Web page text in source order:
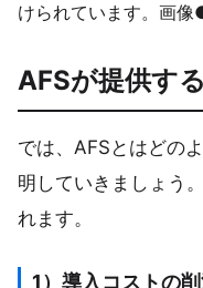
けられています。画
AFSが提供す
では、AFSとはどの
明していきましょう
れます。
1）導入コストの